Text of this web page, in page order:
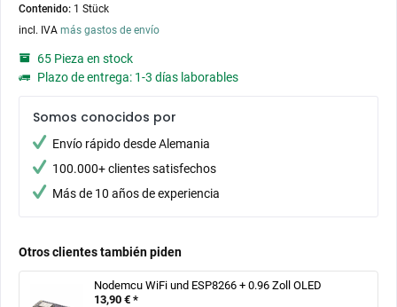
Contenido: 1 Stück
incl. IVA más gastos de envío
65 Pieza en stock
Plazo de entrega: 1-3 días laborables
Somos conocidos por
Envío rápido desde Alemania
100.000+ clientes satisfechos
Más de 10 años de experiencia
Otros clientes también piden
Nodemcu WiFi und ESP8266 + 0.96 Zoll OLED
13,90 € *